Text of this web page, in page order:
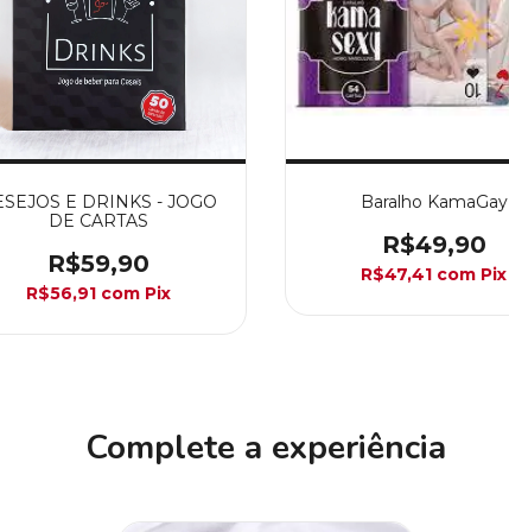
E DRINKS - JOGO
DE CARTAS
R$59,90
R$56,91 com Pix
Baralho KamaGay
R$49,90
R$47,41 com Pix
Complete a experiência